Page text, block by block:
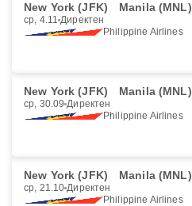
New York (JFK) Manila (MNL)
ср, 4.11 Директен
Philippine Airlines
New York (JFK) Manila (MNL)
ср, 30.09 Директен
Philippine Airlines
New York (JFK) Manila (MNL)
ср, 21.10 Директен
Philippine Airlines